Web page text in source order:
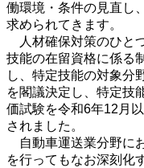
働環境・条件の見直し
求められてきます。
人材確保対策のひと
技能の在留資格に係る
し、特定技能の対象分
を閣議決定し、特定技
価試験を令和6年12月
されました。
自動車運送業分野に
を行ってもなお深刻化